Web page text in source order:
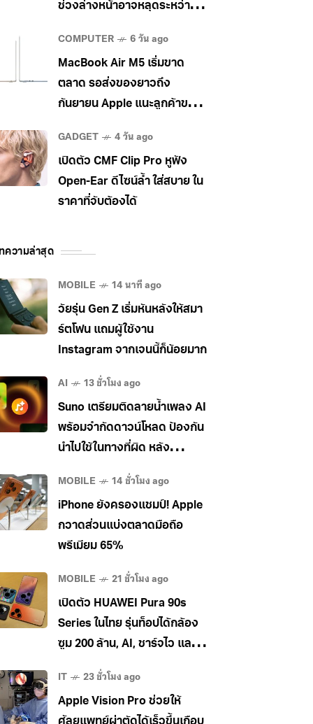
ช่วงล่างหน้าอาจหลุดระหว่าง
COMPUTER 6 วัน ago
MacBook Air M5 เริ่มขาด
ตลาด รอส่งของยาวถึง
กันยายน Apple แนะลูกค้าขยับ
GADGET 4 วัน ago
เปิดตัว CMF Clip Pro หูฟัง
Open-Ear ดีไซน์ล้ำ ใส่สบาย ใน
ราคาที่จับต้องได้
ความล่าสุด
MOBILE 14 นาที ago
วัยรุ่น Gen Z เริ่มหันหลังให้สมา
ร์ตโฟน แถมผู้ใช้งาน
Instagram จากเจนนี้ก็น้อยมาก
AI 13 ชั่วโมง ago
Suno เตรียมติดลายน้ำเพลง AI
พร้อมจำกัดดาวน์โหลด ป้องกัน
นำไปใช้ในทางที่ผิด หลัง
MOBILE 14 ชั่วโมง ago
iPhone ยังครองแชมป์! Apple
กวาดส่วนแบ่งตลาดมือถือ
พรีเมียม 65%
MOBILE 21 ชั่วโมง ago
เปิดตัว HUAWEI Pura 90s
Series ในไทย รุ่นท็อปได้กล้อง
ซูม 200 ล้าน, AI, ชาร์จไว และใช้
IT 23 ชั่วโมง ago
Apple Vision Pro ช่วยให้